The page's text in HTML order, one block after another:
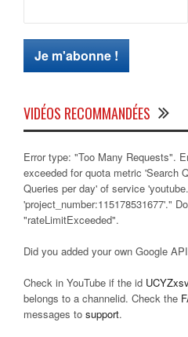
VIDÉOS RECOMMANDÉES
Error type: "Too Many Requests".
exceeded for quota metric 'Search
Queries per day' of service
'project_number:115178531677'."
"rateLimitExceeded".
Did you added your own Google
Check in YouTube if the id
belongs to a channelid. Check the
messages to support.